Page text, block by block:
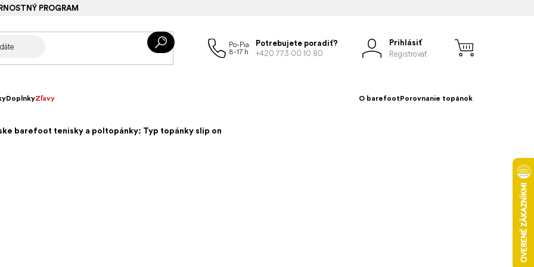
PROGRAM
Potrebujete poradiť?
+420 773 00 10 80
Prihlásiť
Registrovať
DoplnkyZľavy O barefootPorovnanie topánok
barefoot tenisky a poltopánky: Typ topánky slip on